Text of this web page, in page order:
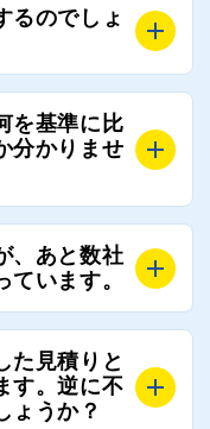
るのでしょ
合った工事業者を
ます。
を選定いただく必要
を基準に比
分かりませ
すが、価格はもち
当者の人柄や社歴、
どを各社で比較
ネクト事務局へご
修理を全面的にフォ
ご相談ください。
、あと数社
います。
ますので、プラス
即時屋根コネクトに
軽にお申し付けくだ
た見積りと
す。逆に不
ょうか？